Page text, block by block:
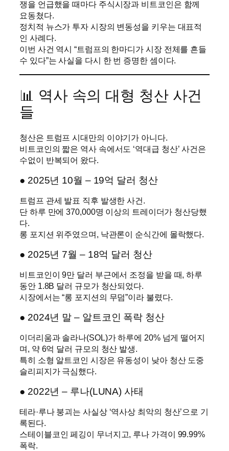
쟁을 언급했을 때마다 주식시장과 비트코인은 함께
요동쳤다.
정치적 뉴스가 투자 시장의 변동성을 키우는 대표적
인 사례다.
이번 사건 역시 “트럼프의 한마디가 시장 전체를 흔들
수 있다”는 사실을 다시 한 번 증명한 셈이다.
📊 역사 속의 대형 청산 사건
들
청산은 트럼프 시대만의 이야기가 아니다.
비트코인의 짧은 역사 속에서도 ‘역대급 청산’ 사건은
수없이 반복되어 왔다.
● 2025년 10월 – 19억 달러 청산
트럼프 관세 발표 직후 발생한 사건.
단 하루 만에 370,000명 이상의 트레이더가 청산당했
다.
롱 포지션 위주였으며, 낙관론이 순식간에 몰락했다.
● 2025년 7월 – 18억 달러 청산
비트코인이 9만 달러 부근에서 조정을 받을 때, 하루
동안 1.8B 달러 규모가 청산되었다.
시장에서는 “롱 포지션의 무덤”이라 불렸다.
● 2024년 말 – 알트코인 폭락 청산
이더리움과 솔라나(SOL)가 하루에 20% 넘게 떨어지
며, 약 6억 달러 규모의 청산 발생.
특히 소형 알트코인 시장은 유동성이 낮아 청산 도중
슬리피지가 극심했다.
● 2022년 – 루나(LUNA) 사태
테라·루나 붕괴는 사실상 ‘역사상 최악의 청산’으로 기
록된다.
스테이블코인 페깅이 무너지고, 루나 가격이 99.99%
폭락.